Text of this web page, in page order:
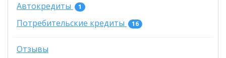
Автокредиты 1
Потребительские кредиты 16
Отзывы